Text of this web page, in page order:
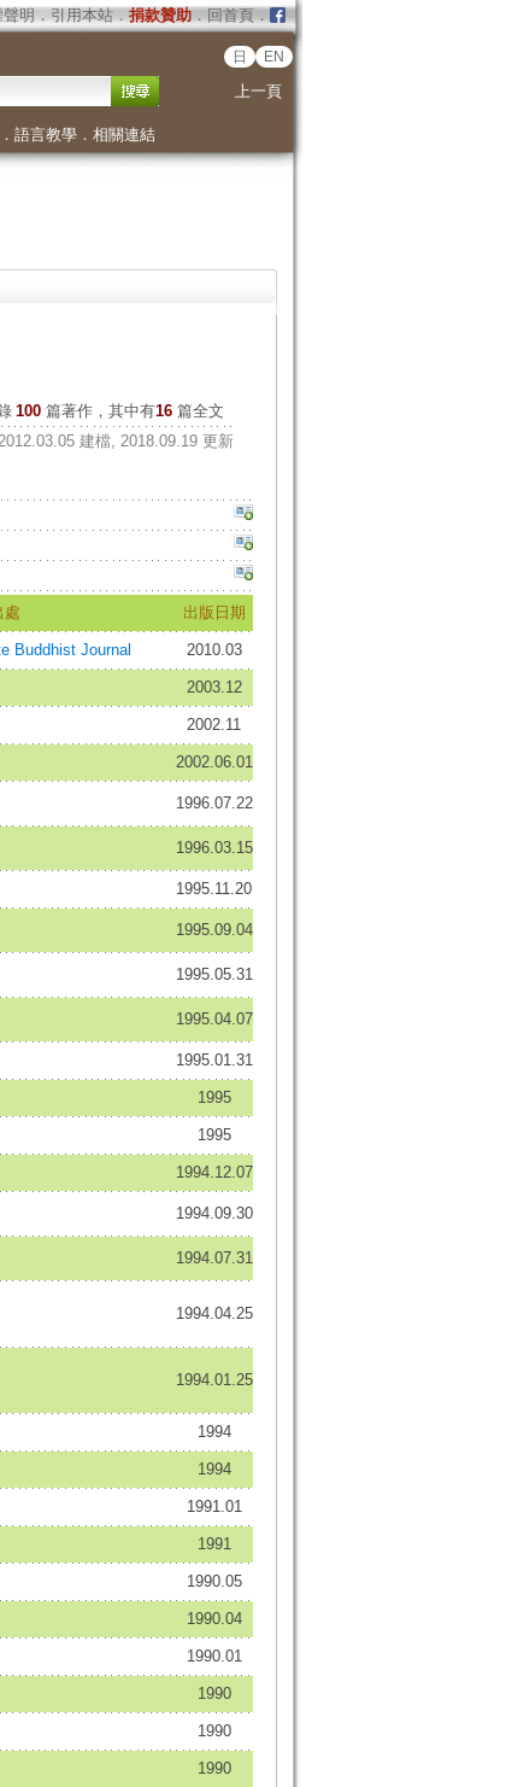
聲明 ． 引用本站． 捐款贊助．回首頁．
日 EN
上一頁
語言教學． 相關連結
100 篇著作，其中有16篇全文
建檔, 2018.09.19 更新
處 出版日期
Buddhist Journal 2010.03
2003.12
2002.11
2002.06.01
1996.07.22
1996.03.15
1995.11.20
1995.09.04
1995.05.31
1995.04.07
1995.01.31
1995
1995
1994.12.07
1994.09.30
1994.07.31
1994.04.25
1994.01.25
1994
1994
1991.01
1991
1990.05
1990.04
1990.01
1990
1990
1990